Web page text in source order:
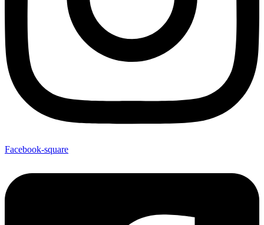
Facebook-square